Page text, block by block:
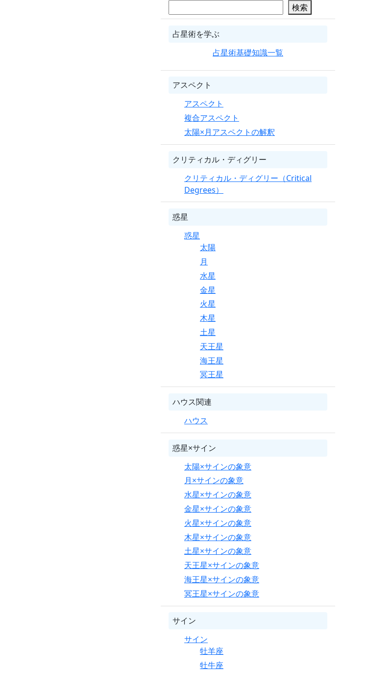
検索
占星術を学ぶ
占星術基礎知識一覧
アスペクト
アスペクト
複合アスペクト
太陽×月アスペクトの解釈
クリティカル・ディグリー
クリティカル・ディグリー（Critical
Degrees）
惑星
惑星
太陽
月
水星
金星
火星
木星
土星
天王星
海王星
冥王星
ハウス関連
ハウス
惑星×サイン
太陽×サインの象意
月×サインの象意
水星×サインの象意
金星×サインの象意
火星×サインの象意
木星×サインの象意
土星×サインの象意
天王星×サインの象意
海王星×サインの象意
冥王星×サインの象意
サイン
サイン
牡羊座
牡牛座